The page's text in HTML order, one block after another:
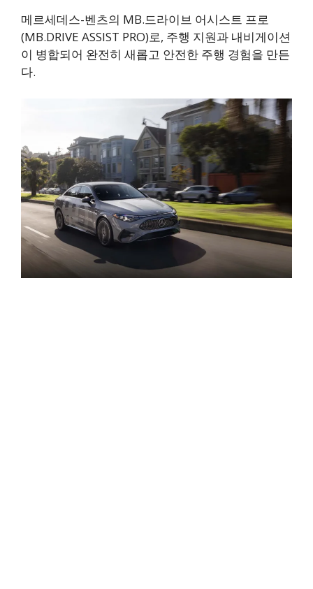
메르세데스-벤츠의 MB.드라이브 어시스트 프로
(MB.DRIVE ASSIST PRO)로, 주행 지원과 내비게이션
이 병합되어 완전히 새롭고 안전한 주행 경험을 만든
다.